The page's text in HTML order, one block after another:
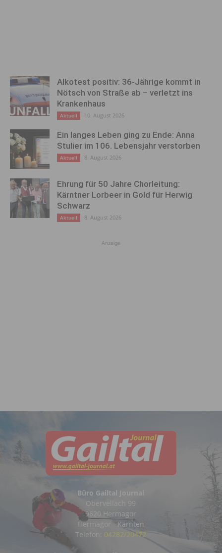
Alkotest positiv: 36-Jährige kommt in
Nötsch von Straße ab – verletzt ins
Krankenhaus
Aktuell 10. August 2026
Ein langes Leben ging zu Ende: Anna
Stulier im 106. Lebensjahr verstorben
Aktuell 8. August 2026
Ehrung für 50 Jahre Chorleitung:
Kärntner Lorbeer in Gold für Herwig
Schwarz
Aktuell 8. August 2026
Anzeige
Büro Gailtal Journal
Obervellach 99
9620 Hermagor
Hermagor - Kärnten
Telefon: 04282/20472